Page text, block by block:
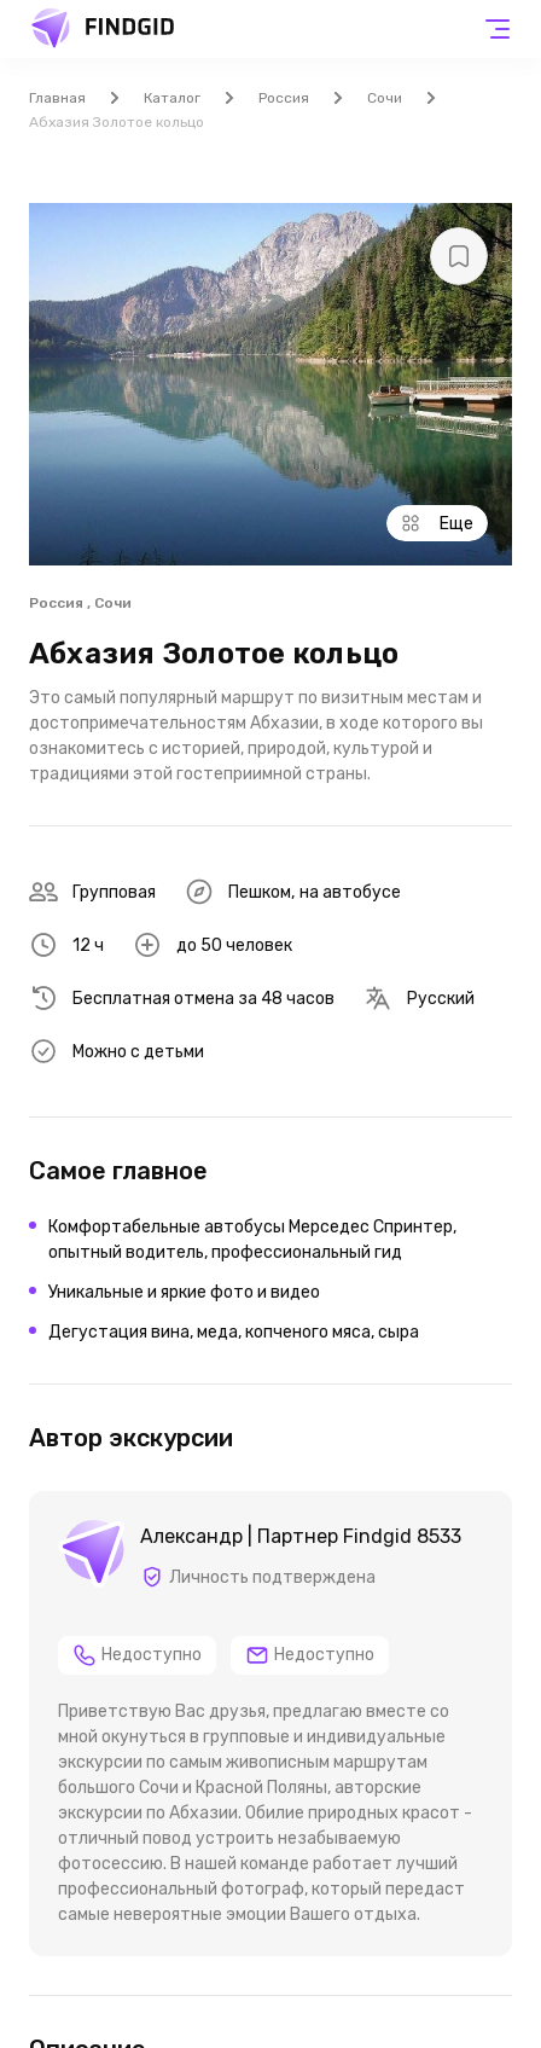
Главная Каталог Россия
Сочи
Абхазия Золотое кольцо
Еще
Россия , Сочи
Абхазия Золотое кольцо
Это самый популярный маршрут по визитным местам и
достопримечательностям Абхазии, в ходе которого вы
ознакомитесь с историей, природой, культурой и
традициями этой гостеприимной страны.
Групповая Пешком, на автобусе
12 ч до 50 человек
Бесплатная отмена за 48 часов Русский
Можно с детьми
Самое главное
Комфортабельные автобусы Мерседес Спринтер,
опытный водитель, профессиональный гид
Уникальные и яркие фото и видео
Дегустация вина, меда, копченого мяса, сыра
Автор экскурсии
Александр | Партнер Findgid 8533
Личность подтверждена
Недоступно Недоступно
Приветствую Вас друзья, предлагаю вместе со
мной окунуться в групповые и индивидуальные
экскурсии по самым живописным маршрутам
большого Сочи и Красной Поляны, авторские
экскурсии по Абхазии. Обилие природных красот -
отличный повод устроить незабываемую
фотосессию. В нашей команде работает лучший
профессиональный фотограф, который передаст
самые невероятные эмоции Вашего отдыха.